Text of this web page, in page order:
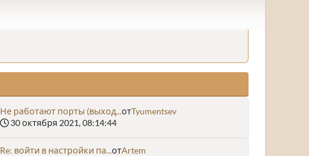
Не работают порты (выход...отTyumentsev
30 октября 2021, 08:14:44
Re: войти в настройки па...отArtem